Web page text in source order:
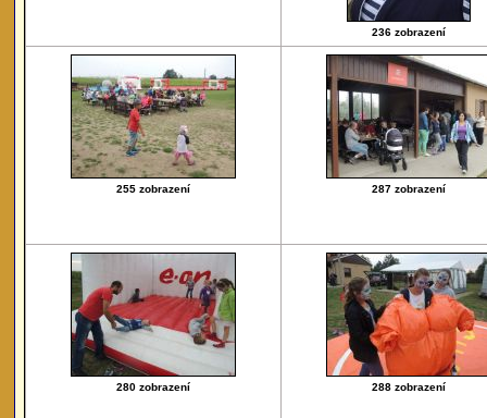
236 zobrazení
255 zobrazení 287 zobrazení
280 zobrazení 288 zobrazení